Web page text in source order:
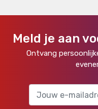
Meld je aan
Ontvang